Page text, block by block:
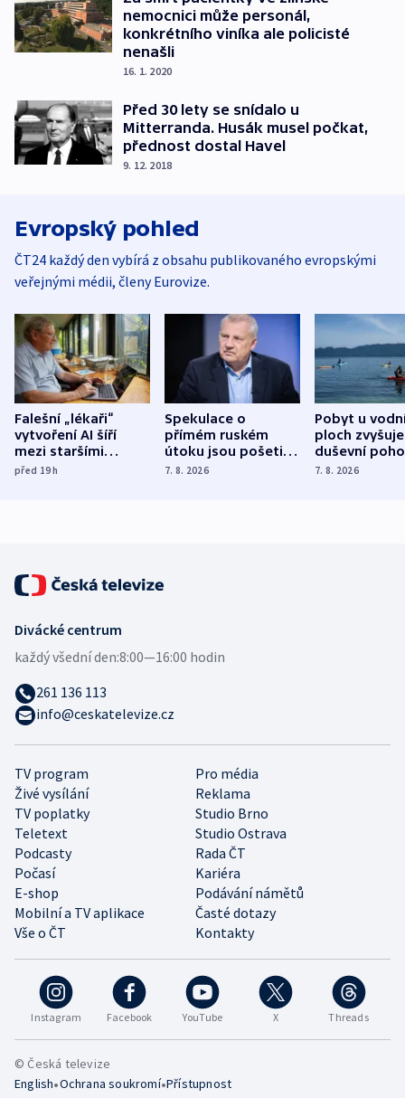
nemocnici může personál,
konkrétního viníka ale policisté
nenašli
16. 1. 2020
Před 30 lety se snídalo u
Mitterranda. Husák musel počkat,
přednost dostal Havel
9. 12. 2018
Evropský pohled
ČT24 každý den vybírá z obsahu publikovaného evropskými
veřejnými médii, členy Eurovize.
Falešní „lékaři“
vytvoření AI šíří
mezi staršími
Poláky nebezpečné
před 19h
Spekulace o
přímém ruském
útoku jsou pošetilé,
míní estonský
7. 8. 2026
Pobyt u
ploch zvyšuje
duševní
ukázala
7. 8. 2026
Instagram Facebook YouTube X Threads
TV program
Pro média
Živé vysílání
Reklama
TV poplatky
Studio Brno
Teletext
Studio Ostrava
Podcasty
Rada ČT
Počasí
Kariéra
E-shop
Podávání námětů
Mobilní a TV aplikace
Časté dotazy
Vše o ČT
Kontakty
Divácké centrum
každý všední den:8:00—16:00 hodin
261 136 113
info@ceskatelevize.cz
© Česká televize
English•Ochrana soukromí•Přístupnost